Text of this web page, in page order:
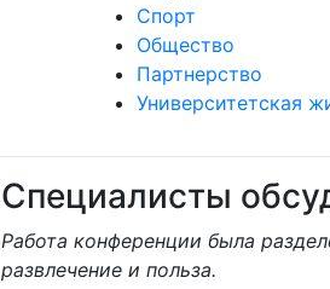
Спорт
Общество
Партнерство
Университетская
Специалисты
Работа конференции была
развлечение и польза.